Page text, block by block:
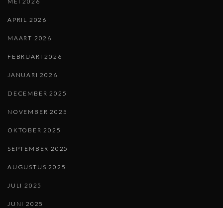
APRIL 2026
MAART 2026
FEBRUARI 2026
JANUARI 2026
DECEMBER 2025
NOVEMBER 2025
OKTOBER 2025
SEPTEMBER 2025
AUGUSTUS 2025
JULI 2025
JUNI 2025